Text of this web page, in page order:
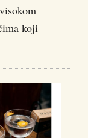
koji